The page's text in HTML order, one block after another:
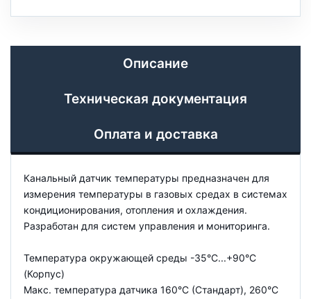
Описание
Техническая документация
Оплата и доставка
Канальный датчик температуры предназначен для
измерения температуры в газовых средах в системах
кондиционирования, отопления и охлаждения.
Разработан для систем управления и мониторинга.
Температура окружающей среды -35°C...+90°C
(Корпус)
Макс. температура датчика 160°C (Стандарт), 260°C